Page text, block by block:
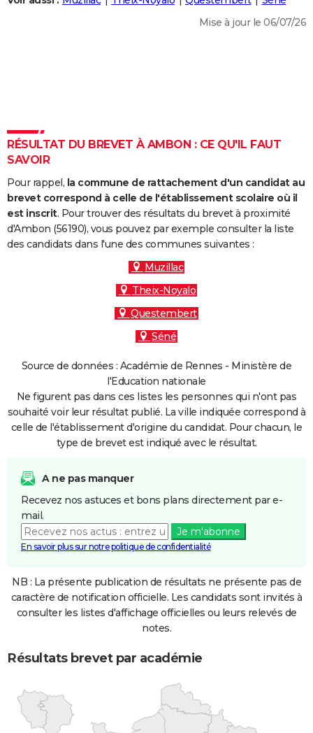
DICTIONNAIRE
Dictionnaire
Biographies
Citations
Expressions
Proverbes
PROGRAMME TV
COPAINS D'AVANT
S'inscrire
Se connecter
Lycées
Collèges
Primaires
Universités
Entreprises
Service militaire
Avis de recherche
AVIS DE DÉCÈS
FORUM
Mise à jour le 06/07/26
RÉSULTAT DU BREVET À AMBON : CE QU'IL FAUT
SAVOIR
Pour rappel, la commune de rattachement d'un candidat au
brevet correspond à celle de l'établissement scolaire où il
est inscrit. Pour trouver des résultats du brevet à proximité
d'Ambon (56190), vous pouvez par exemple consulter la liste
des candidats dans l'une des communes suivantes :
Muzillac
Theix-Noyalo
Questembert
Séné
Source de données : Académie de Rennes - Ministère de
l'Education nationale
Ne figurent pas dans ces listes les personnes qui n'ont pas
souhaité voir leur résultat publié. La ville indiquée correspond à
celle de l'établissement d'origine du candidat. Pour chacun, le
type de brevet est indiqué avec le résultat.
A ne pas manquer
Recevez nos astuces et bons plans directement par e-
mail.
Je m'abonne
En savoir plus sur notre politique de confidentialité
NB : La présente publication de résultats ne présente pas de
caractère de notification officielle. Les candidats sont invités à
consulter les listes d'affichage officielles ou leurs relevés de
notes.
Résultats brevet par académie